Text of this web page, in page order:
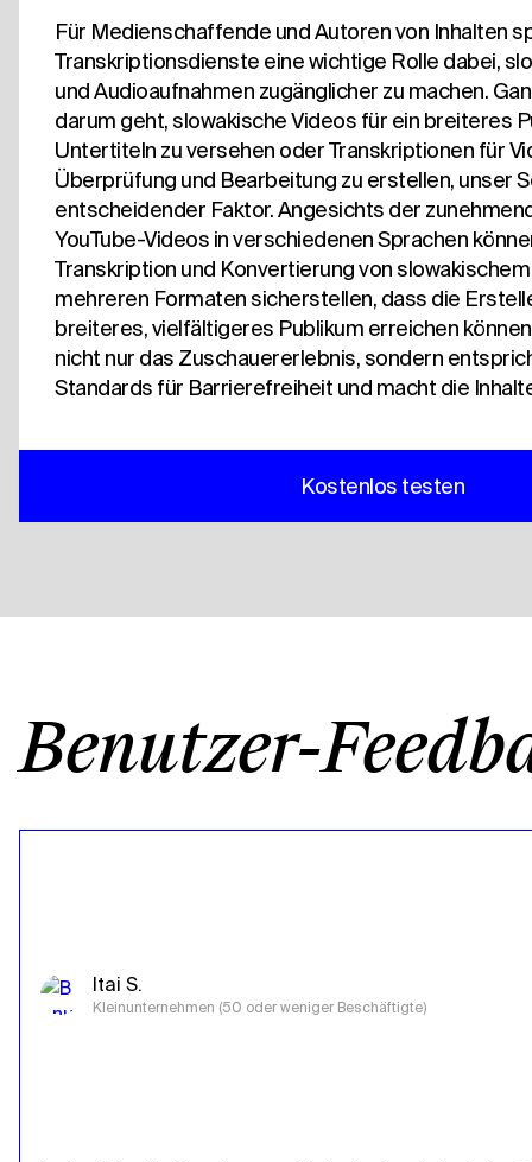
Für Medienschaffende und Autoren von Inhalten
Transkriptionsdienste eine wichtige Rolle dabei,
und Audioaufnahmen zugänglicher zu machen.
darum geht, slowakische Videos für ein breiteres
Untertiteln zu versehen oder Transkriptionen für
Überprüfung und Bearbeitung zu erstellen, unser
entscheidender Faktor. Angesichts der
YouTube-Videos in verschiedenen Sprachen
Transkription und Konvertierung von slowakischem
mehreren Formaten sicherstellen, dass die
breiteres, vielfältigeres Publikum erreichen
nicht nur das Zuschauererlebnis, sondern
Standards für Barrierefreiheit und macht die
Kostenlos testen
Benutzer-
Itai S.
Kleinunternehmen (50 oder weniger Beschäftigte)